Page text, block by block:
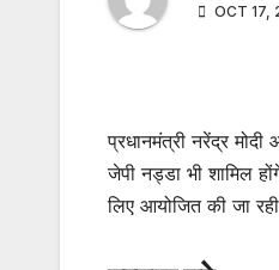
OCT 17,
प्रधानमंत्री नरेंद्र
जेपी नड्डा भी शामिल
लिए आयोजित की जा